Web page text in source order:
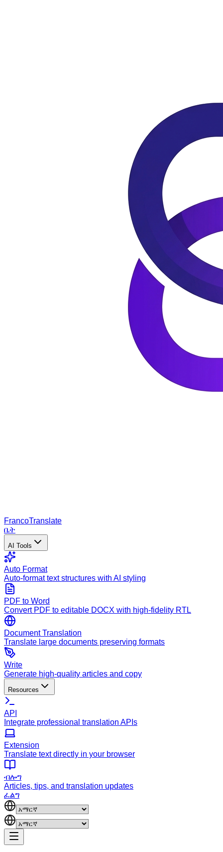
FrancoTranslate
ቤት
AI Tools
Auto Format
Auto-format text structures with AI styling
PDF to Word
Convert PDF to editable DOCX with high-fidelity RTL
Document Translation
Translate large documents preserving formats
Write
Generate high-quality articles and copy
Resources
API
Integrate professional translation APIs
Extension
Translate text directly in your browser
ብሎግ
Articles, tips, and translation updates
ፈልግ